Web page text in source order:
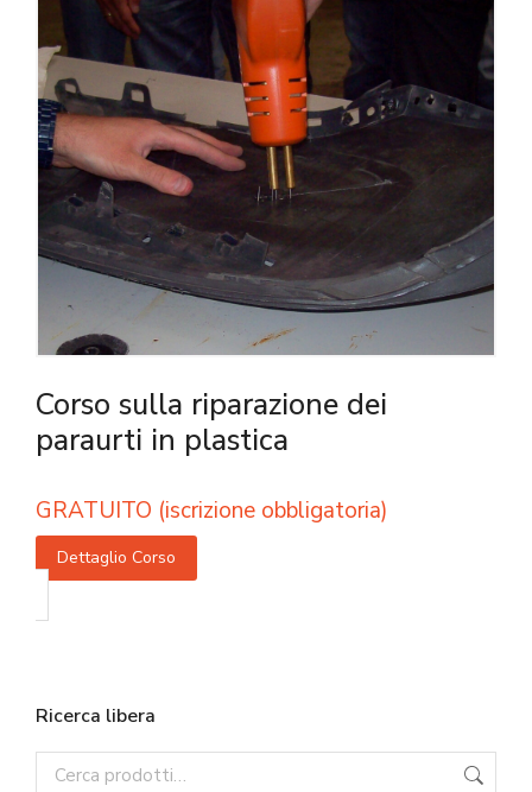
Corso sulla riparazione dei
paraurti in plastica
GRATUITO (iscrizione obbligatoria)
Dettaglio Corso
Ricerca libera